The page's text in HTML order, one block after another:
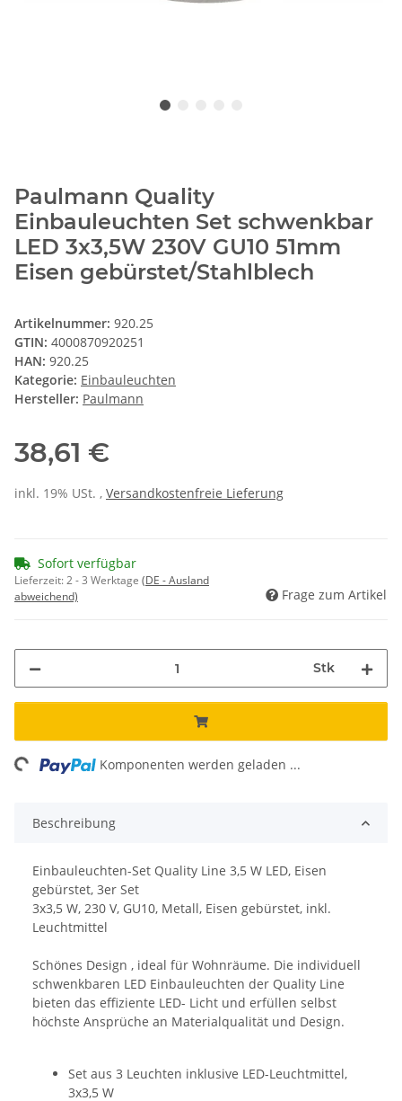
Paulmann Quality
Einbauleuchten Set schwenkbar
LED 3x3,5W 230V GU10 51mm
Eisen gebürstet/Stahlblech
Artikelnummer: 920.25
GTIN: 4000870920251
HAN: 920.25
Kategorie: Einbauleuchten
Hersteller: Paulmann
38,61 €
inkl. 19% USt. , Versandkostenfreie Lieferung
Sofort verfügbar
Lieferzeit:2 - 3 Werktage (DE - Ausland
abweichend)
Frage zum Artikel
Stk
Komponenten werden geladen ...
Beschreibung
Einbauleuchten-Set Quality Line 3,5 W LED, Eisen
gebürstet, 3er Set
3x3,5 W, 230 V, GU10, Metall, Eisen gebürstet, inkl.
Leuchtmittel
Schönes Design , ideal für Wohnräume. Die individuell
schwenkbaren LED Einbauleuchten der Quality Line
bieten das effiziente LED- Licht und erfüllen selbst
höchste Ansprüche an Materialqualität und Design.
Set aus 3 Leuchten inklusive LED-Leuchtmittel,
3x3,5 W